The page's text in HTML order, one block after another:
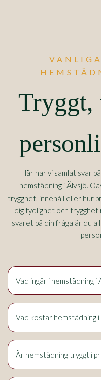
Tryggt,
Här har vi samlat svar
hemstädning iÄlvsjö.
trygghet, innehåll eller hur
dig tydlighet och
svaret på din fråga är du
Vad ingår i hemstädning i
Vad kostar hemstädning i
Är hemstädning tryggt i